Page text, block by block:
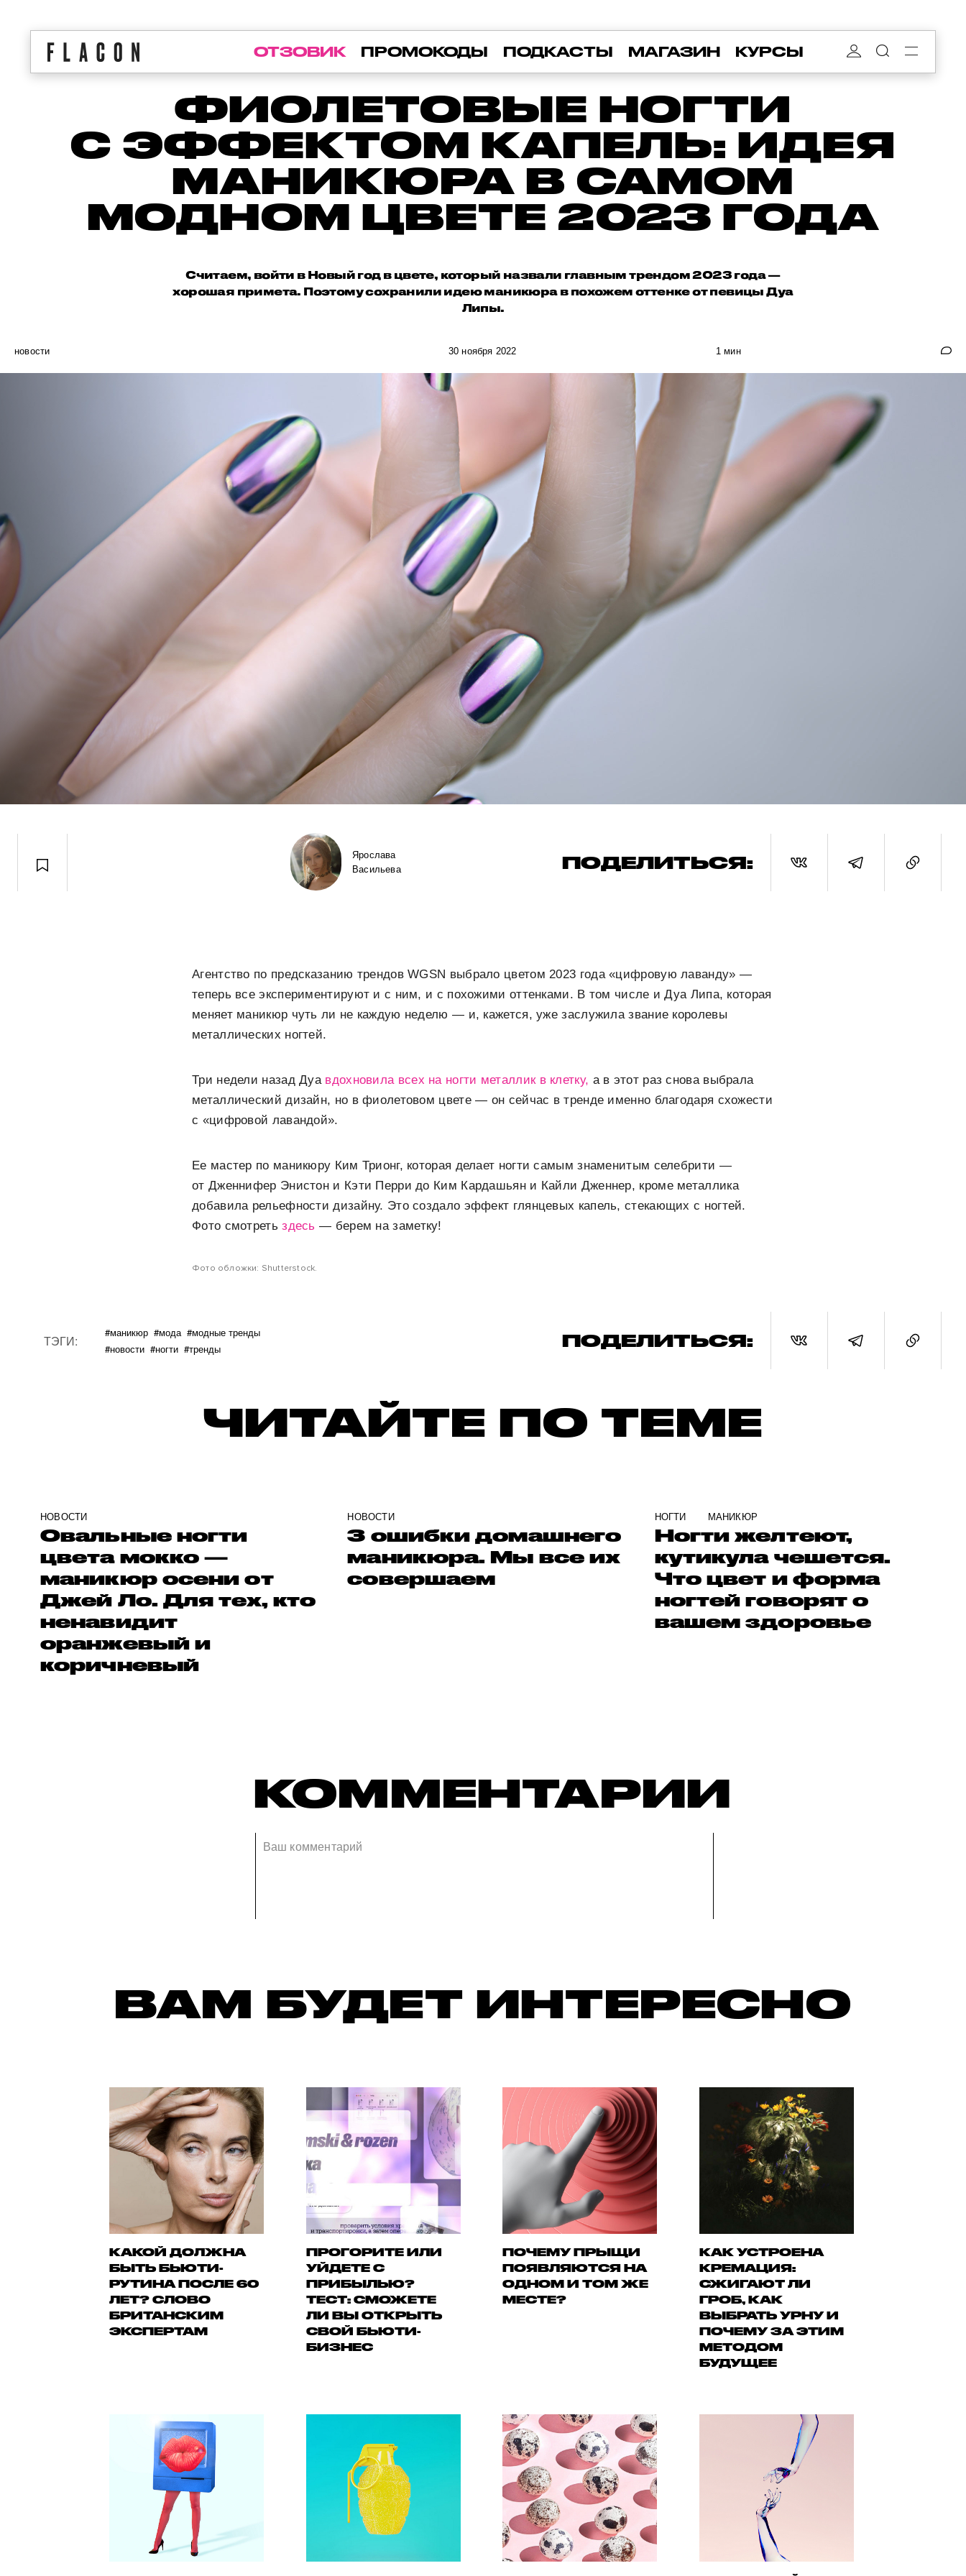
ОТЗОВИК ПРОМОКОДЫ ПОДКАСТЫ МАГАЗИН КУРСЫ
ФИОЛЕТОВЫЕ НОГТИ
С ЭФФЕКТОМ КАПЕЛЬ: ИДЕЯ
МАНИКЮРА В САМОМ
МОДНОМ ЦВЕТЕ 2023 ГОДА
Считаем, войти в Новый год в цвете, который назвали главным трендом 2023 года —
хорошая примета. Поэтому сохранили идею маникюра в похожем оттенке от певицы Дуа
Липы.
новости 30 ноября 2022 1 мин
Ярослава
Васильева
ПОДЕЛИТЬСЯ:
Агентство по предсказанию трендов WGSN выбрало цветом 2023 года «цифровую лаванду» —
теперь все экспериментируют и с ним, и с похожими оттенками. В том числе и Дуа Липа, которая
меняет маникюр чуть ли не каждую неделю — и, кажется, уже заслужила звание королевы
металлических ногтей.
Три недели назад Дуа вдохновила всех на ногти металлик в клетку, а в этот раз снова выбрала
металлический дизайн, но в фиолетовом цвете — он сейчас в тренде именно благодаря схожести
с «цифровой лавандой».
Ее мастер по маникюру Ким Трионг, которая делает ногти самым знаменитым селебрити —
от Дженнифер Энистон и Кэти Перри до Ким Кардашьян и Кайли Дженнер, кроме металлика
добавила рельефности дизайну. Это создало эффект глянцевых капель, стекающих с ногтей.
Фото смотретьздесь— берем на заметку!
Фото обложки: Shutterstock.
ТЭГИ: #маникюр #мода #модные тренды
#новости #ногти #тренды ПОДЕЛИТЬСЯ:
ЧИТАЙТЕ ПО ТЕМЕ
НОВОСТИ
Овальные ногти
цвета мокко —
маникюр осени от
Джей Ло. Для тех, кто
ненавидит
оранжевый и
коричневый
НОВОСТИ
3 ошибки домашнего
маникюра. Мы все их
совершаем
НОГТИ МАНИКЮР
Ногти желтеют,
кутикула чешется.
Что цвет и форма
ногтей говорят о
вашем здоровье
КОММЕНТАРИИ
ВАМ БУДЕТ ИНТЕРЕСНО
КАКОЙ ДОЛЖНА
БЫТЬ БЬЮТИ-
РУТИНА ПОСЛЕ 60
ЛЕТ? СЛОВО
БРИТАНСКИМ
ЭКСПЕРТАМ
ПРОГОРИТЕ ИЛИ
УЙДЕТЕ С
ПРИБЫЛЬЮ?
ТЕСТ: СМОЖЕТЕ
ЛИ ВЫ ОТКРЫТЬ
СВОЙ БЬЮТИ-
БИЗНЕС
ПОЧЕМУ ПРЫЩИ
ПОЯВЛЯЮТСЯ НА
ОДНОМ И ТОМ ЖЕ
МЕСТЕ?
КАК УСТРОЕНА
КРЕМАЦИЯ:
СЖИГАЮТ ЛИ
ГРОБ, КАК
ВЫБРАТЬ УРНУ И
ПОЧЕМУ ЗА ЭТИМ
МЕТОДОМ
БУДУЩЕЕ